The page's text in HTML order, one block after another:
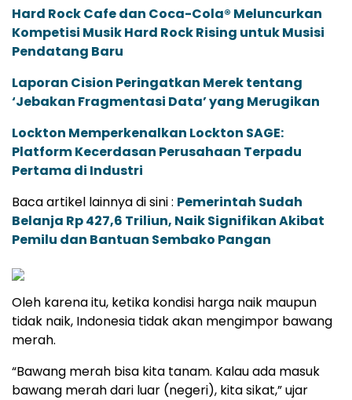
Hard Rock Cafe dan Coca-Cola® Meluncurkan
Kompetisi Musik Hard Rock Rising untuk Musisi
Pendatang Baru
Laporan Cision Peringatkan Merek tentang
‘Jebakan Fragmentasi Data’ yang Merugikan
Lockton Memperkenalkan Lockton SAGE:
Platform Kecerdasan Perusahaan Terpadu
Pertama di Industri
Baca artikel lainnya di sini : Pemerintah Sudah
Belanja Rp 427,6 Triliun, Naik Signifikan Akibat
Pemilu dan Bantuan Sembako Pangan
Oleh karena itu, ketika kondisi harga naik maupun
tidak naik, Indonesia tidak akan mengimpor bawang
merah.
“Bawang merah bisa kita tanam. Kalau ada masuk
bawang merah dari luar (negeri), kita sikat,” ujar